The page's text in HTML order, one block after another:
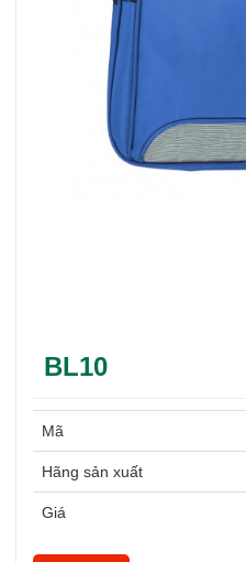
BL10
Mã
Hãng sản xuất
Giá